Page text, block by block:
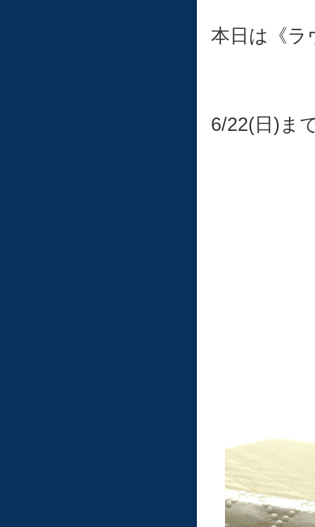
本日は《ラ
6/22(日)ま